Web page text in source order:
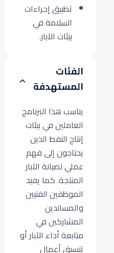
تطبيق إجراءات
السلامة في
بيئات الآبار.
الفئات
المستهدفة
يناسب هذا البرنامج
العاملين في بيئات
إنتاج النفط الذين
يحتاجون إلى فهم
عملي لصيانة الآبار
المنتجة. كما يفيد
الموظفين الفنيين
والمساندين
المشاركين في
متابعة أداء الآبار أو
تنسيق أعمال